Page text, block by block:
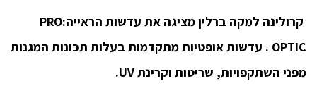
קרולינה למקה ברלין מציגה את עדשות הראייה:PRO
OPTIC . עדשות אופטיות מתקדמות בעלות תכונות המגנות
מפני השתקפויות, שריטות וקרינתUV.